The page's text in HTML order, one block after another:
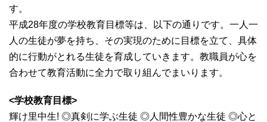
す。
平成28年度の学校教育目標等は、以下の通りです。一人一
人の生徒が夢を持ち、その実現のために目標を立て、具体
的に行動がとれる生徒を育成していきます。教職員が心を
合わせて教育活動に全力で取り組んでまいります。
<学校教育目標>
輝け里中生! ◎真剣に学ぶ生徒 ◎人間性豊かな生徒 ◎心と